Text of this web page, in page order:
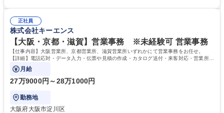
平均100件前後■メール・手紙：同上40件前後 募集職種 中野本社【お客様
相談室】お客様のお声をもとにより良い商品づくりへ貢献
すのでご安心ください。 【当社について】キリングループの広報機能を担
う会社として、お客様との出会いを大切にし、磨き上げたホスピタリティ
を込めてコミュニケーションをとりながら広報関連業務を行っておりま
す。 学歴・資格 学歴：大学院 大学 高専 短大 専修学校 高校 語学力： 資
格：
正社員
株式会社キーエンス
【大阪・京都・滋賀】営業事務 ※未経験可 営業事務
【仕事内容】大阪営業所、京都営業所、滋賀営業所いずれかにて営業事務をお任せ。
【詳細】電話応対・データ入力・伝票や見積の作成・カタログ送付・来客対応・営業所内
で発生する事務業務や業務改善をお任せ。
月給
27万9000円～28万1000円
勤務地
大阪府大阪市淀川区